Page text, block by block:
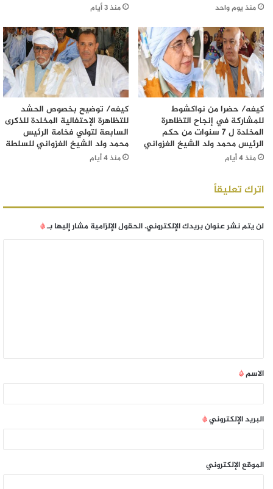
منذ يوم واحد منذ 3 أيام
كيفه/ حضرا من نواكشوط
للمشاركة في إنجاح التظاهرة
المخلدة ل 7 سنوات من حكم
الرئيس محمد ولد الشيخ الغزواني
منذ 4 أيام
كيفه/ توضيح بخصوص الحشد
للتظاهرة الإحتفالية المخلدة للذكرى
السابعة لتولي فخامة الرئيس
محمد ولد الشيخ الغزواني للسلطة
منذ 4 أيام
اترك تعليقاً
لن يتم نشر عنوان بريدك الإلكتروني.الحقول الإلزامية مشار إليها بـ*
الاسم*
البريد الإلكتروني*
الموقع الإلكتروني